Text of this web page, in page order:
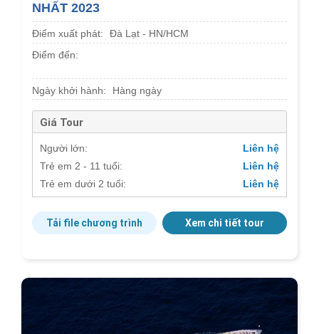
NHẤT 2023
Điểm xuất phát:
Đà Lạt - HN/HCM
Điểm đến:
Ngày khởi hành: Hàng ngày
Giá Tour
Người lớn:
Liên hệ
Trẻ em 2 - 11 tuổi:
Liên hệ
Trẻ em dưới 2 tuổi:
Liên hệ
Tải file chương trình Xem chi tiết tour